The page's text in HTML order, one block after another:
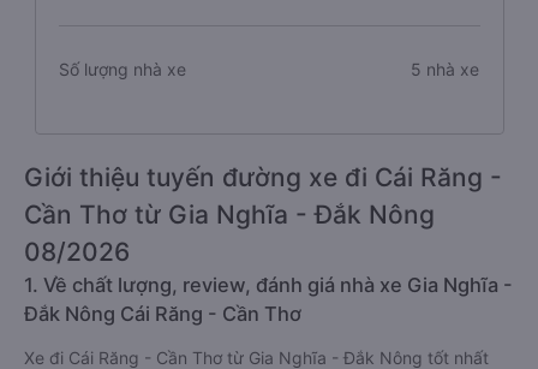
Số lượng nhà xe 5 nhà xe
Giới thiệu tuyến đường xe đi Cái Răng -
Cần Thơ từ Gia Nghĩa - Đắk Nông
08/2026
1. Về chất lượng, review, đánh giá nhà xe Gia Nghĩa -
Đắk Nông Cái Răng - Cần Thơ
Xe đi Cái Răng - Cần Thơ từ Gia Nghĩa - Đắk Nông tốt nhất